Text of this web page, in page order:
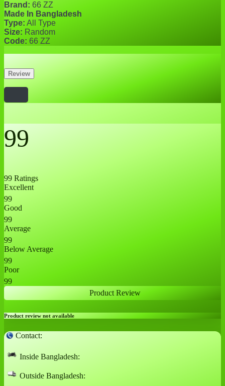
Brand: 66 ZZ
Made In Bangladesh
Type: All Type
Size: Random
Code: 66 ZZ
Review
99
99 Ratings
Excellent
99
Good
99
Average
99
Below Average
99
Poor
99
Product Review
Product review not available
Contact:
Inside Bangladesh:
Outside Bangladesh: